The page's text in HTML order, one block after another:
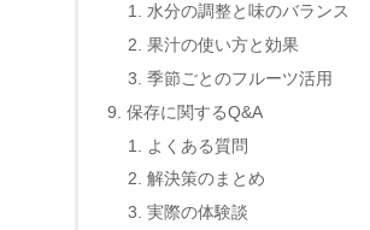
水分の調整と味のバランス
果汁の使い方と効果
季節ごとのフルーツ活用
保存に関するQ&A
よくある質問
解決策のまとめ
実際の体験談